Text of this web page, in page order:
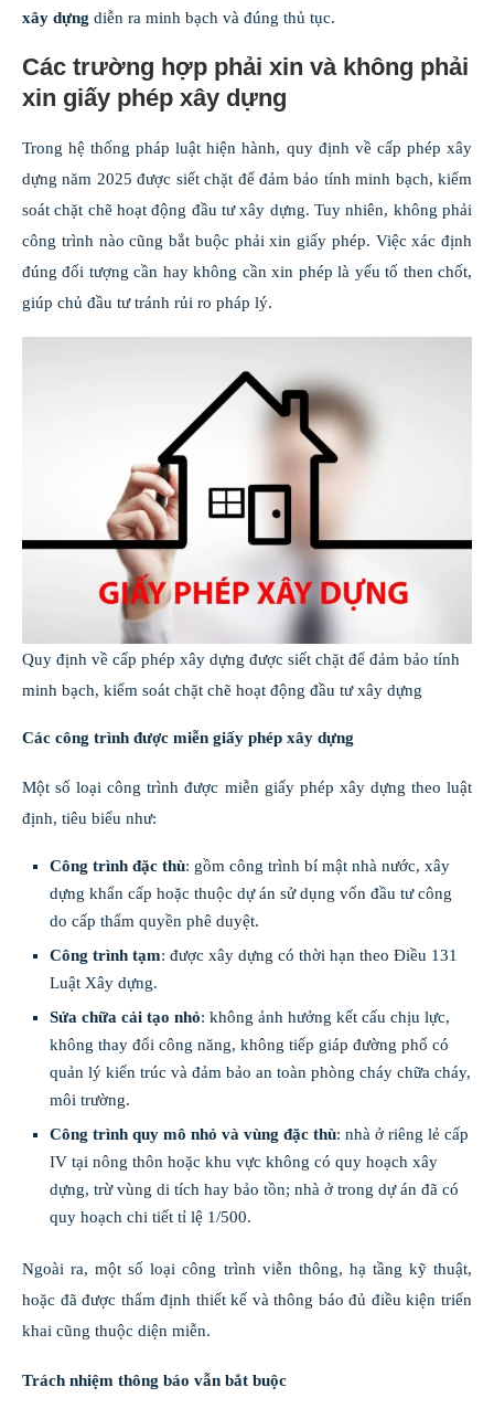
xây dựng diễn ra minh bạch và đúng thủ tục.
Các trường hợp phải xin và không phải
xin giấy phép xây dựng
Trong hệ thống pháp luật hiện hành, quy định về cấp phép xây
dựng năm 2025 được siết chặt để đảm bảo tính minh bạch, kiểm
soát chặt chẽ hoạt động đầu tư xây dựng. Tuy nhiên, không phải
công trình nào cũng bắt buộc phải xin giấy phép. Việc xác định
đúng đối tượng cần hay không cần xin phép là yếu tố then chốt,
giúp chủ đầu tư tránh rủi ro pháp lý.
Quy định về cấp phép xây dựng được siết chặt để đảm bảo tính
minh bạch, kiểm soát chặt chẽ hoạt động đầu tư xây dựng
Các công trình được miễn giấy phép xây dựng
Một số loại công trình được miễn giấy phép xây dựng theo luật
định, tiêu biểu như:
Công trình đặc thù: gồm công trình bí mật nhà nước, xây
dựng khẩn cấp hoặc thuộc dự án sử dụng vốn đầu tư công
do cấp thẩm quyền phê duyệt.
Công trình tạm: được xây dựng có thời hạn theo Điều 131
Luật Xây dựng.
Sửa chữa cải tạo nhỏ: không ảnh hưởng kết cấu chịu lực,
không thay đổi công năng, không tiếp giáp đường phố có
quản lý kiến trúc và đảm bảo an toàn phòng cháy chữa cháy,
môi trường.
Công trình quy mô nhỏ và vùng đặc thù: nhà ở riêng lẻ cấp
IV tại nông thôn hoặc khu vực không có quy hoạch xây
dựng, trừ vùng di tích hay bảo tồn; nhà ở trong dự án đã có
quy hoạch chi tiết tỉ lệ 1/500.
Ngoài ra, một số loại công trình viễn thông, hạ tầng kỹ thuật,
hoặc đã được thẩm định thiết kế và thông báo đủ điều kiện triển
khai cũng thuộc diện miễn.
Trách nhiệm thông báo vẫn bắt buộc